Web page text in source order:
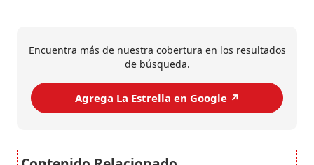
Encuentra más de nuestra cobertura en los resultados
de búsqueda.
Agrega La Estrella en Google ↗️